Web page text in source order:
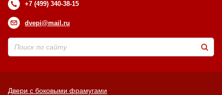
+7 (499) 340-38-15
dvepi@mail.ru
Двери с боковыми фрамугами